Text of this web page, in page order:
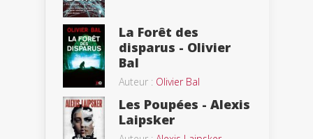
La Forêt des
disparus - Olivier
Bal
Auteur : Olivier Bal
Les Poupées - Alexis
Laipsker